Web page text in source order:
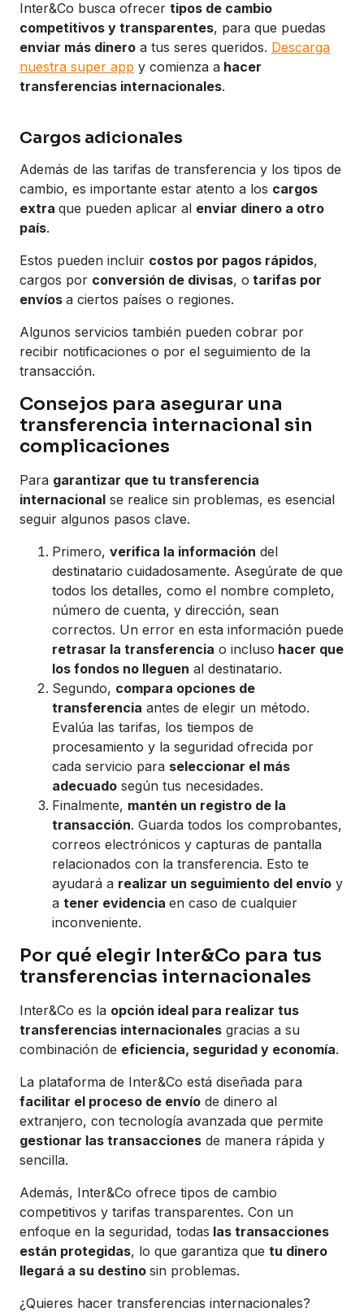
Inter&Co busca ofrecer tipos de cambio
competitivos y transparentes, para que puedas
enviar más dinero a tus seres queridos. Descarga
nuestra super app y comienza a hacer
transferencias internacionales.
Cargos adicionales
Además de las tarifas de transferencia y los tipos de
cambio, es importante estar atento a los cargos
extra que pueden aplicar al enviar dinero a otro
país.
Estos pueden incluir costos por pagos rápidos,
cargos por conversión de divisas, o tarifas por
envíos a ciertos países o regiones.
Algunos servicios también pueden cobrar por
recibir notificaciones o por el seguimiento de la
transacción.
Consejos para asegurar una
transferencia internacional sin
complicaciones
Para garantizar que tu transferencia
internacional se realice sin problemas, es esencial
seguir algunos pasos clave.
Primero, verifica la información del
destinatario cuidadosamente. Asegúrate de que
todos los detalles, como el nombre completo,
número de cuenta, y dirección, sean
correctos. Un error en esta información puede
retrasar la transferencia o incluso hacer que
los fondos no lleguen al destinatario.
Segundo, compara opciones de
transferencia antes de elegir un método.
Evalúa las tarifas, los tiempos de
procesamiento y la seguridad ofrecida por
cada servicio para seleccionar el más
adecuado según tus necesidades.
Finalmente, mantén un registro de la
transacción. Guarda todos los comprobantes,
correos electrónicos y capturas de pantalla
relacionados con la transferencia. Esto te
ayudará a realizar un seguimiento del envío y
a tener evidencia en caso de cualquier
inconveniente.
Por qué elegir Inter&Co para tus
transferencias internacionales
Inter&Co es la opción ideal para realizar tus
transferencias internacionales gracias a su
combinación de eficiencia, seguridad y economía.
La plataforma de Inter&Co está diseñada para
facilitar el proceso de envío de dinero al
extranjero, con tecnología avanzada que permite
gestionar las transacciones de manera rápida y
sencilla.
Además, Inter&Co ofrece tipos de cambio
competitivos y tarifas transparentes. Con un
enfoque en la seguridad, todas las transacciones
están protegidas, lo que garantiza que tu dinero
llegará a su destino sin problemas.
¿Quieres hacer transferencias internacionales?